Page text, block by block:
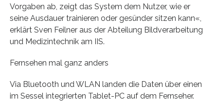
Vorgaben ab, zeigt das System dem Nutzer, wie er
seine Ausdauer trainieren oder gesünder sitzen kann«,
erklärt Sven Feilner aus der Abteilung Bildverarbeitung
und Medizintechnik am IIS.
Fernsehen mal ganz anders
Via Bluetooth und WLAN landen die Daten über einen
im Sessel integrierten Tablet-PC auf dem Fernseher.